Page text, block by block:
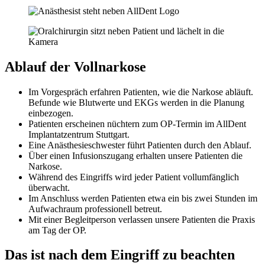
Ablauf der Vollnarkose
Im Vorgespräch erfahren Patienten, wie die Narkose abläuft.
Befunde wie Blutwerte und EKGs werden in die Planung
einbezogen.
Patienten erscheinen nüchtern zum OP-Termin im AllDent
Implantatzentrum Stuttgart.
Eine Anästhesieschwester führt Patienten durch den Ablauf.
Über einen Infusionszugang erhalten unsere Patienten die
Narkose.
Während des Eingriffs wird jeder Patient vollumfänglich
überwacht.
Im Anschluss werden Patienten etwa ein bis zwei Stunden im
Aufwachraum professionell betreut.
Mit einer Begleitperson verlassen unsere Patienten die Praxis
am Tag der OP.
Das ist nach dem Eingriff zu beachten